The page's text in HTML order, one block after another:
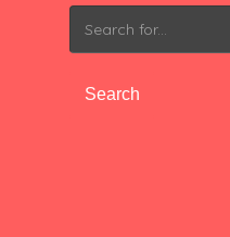
Search
for: